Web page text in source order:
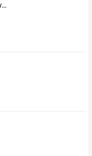
Les Papilles de Sagweste